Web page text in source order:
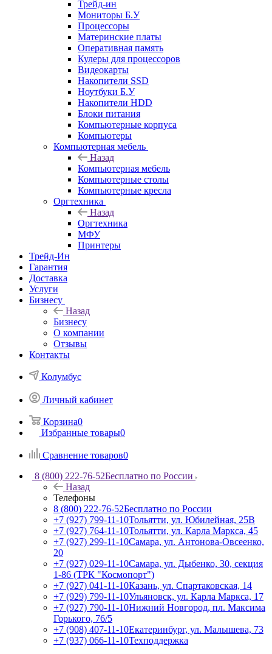
Трейд-ин
Мониторы Б.У
Процессоры
Материнские платы
Оперативная память
Кулеры для процессоров
Видеокарты
Накопители SSD
Ноутбуки Б.У
Накопители HDD
Блоки питания
Компьютерные корпуса
Компьютеры
Компьютерная мебель
Назад
Компьютерная мебель
Компьютерные столы
Компьютерные кресла
Оргтехника
Назад
Оргтехника
МФУ
Принтеры
Трейд-Ин
Гарантия
Доставка
Услуги
Бизнесу
Назад
Бизнесу
О компании
Отзывы
Контакты
Колумбус
Личный кабинет
Корзина0
Избранные товары0
Сравнение товаров0
8 (800) 222-76-52Бесплатно по России
Назад
Телефоны
8 (800) 222-76-52Бесплатно по России
+7 (927) 799-11-10Тольятти, ул. Юбилейная, 25В
+7 (927) 764-11-10Тольятти, ул. Карла Маркса, 45
+7 (927) 299-11-10Самара, ул. Антонова-Овсеенко,
20
+7 (927) 029-11-10Самара, ул. Дыбенко, 30, секция
1-86 (ТРК "Космопорт")
+7 (927) 041-11-10Казань, ул. Спартаковская, 14
+7 (929) 799-11-10Ульяновск, ул. Карла Маркса, 17
+7 (927) 790-11-10Нижний Новгород, пл. Максима
Горького, 76/5
+7 (908) 407-11-10Екатеринбург, ул. Малышева, 73
+7 (937) 066-11-10Техподдержка